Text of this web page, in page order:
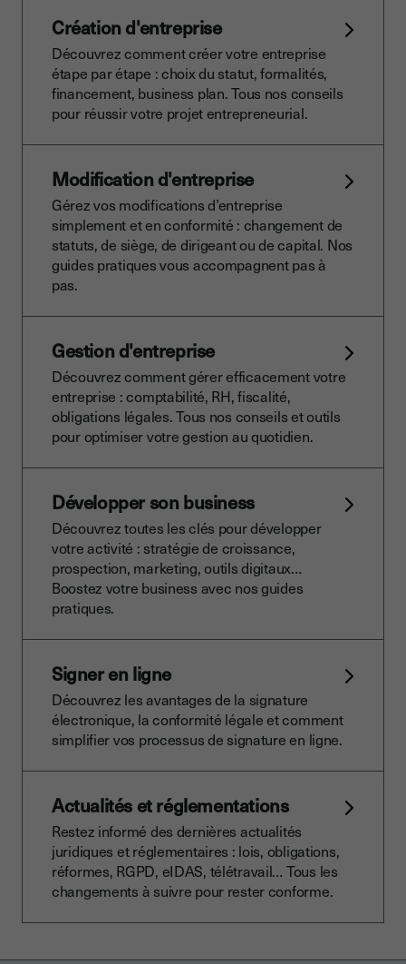
Création d'entreprise
Découvrez comment créer votre entreprise
étape par étape : choix du statut, formalités,
financement, business plan. Tous nos conseils
pour réussir votre projet entrepreneurial.
Modification d'entreprise
Gérez vos modifications d’entreprise
simplement et en conformité : changement de
statuts, de siège, de dirigeant ou de capital. Nos
guides pratiques vous accompagnent pas à
pas.
Gestion d'entreprise
Découvrez comment gérer efficacement votre
entreprise : comptabilité, RH, fiscalité,
obligations légales. Tous nos conseils et outils
pour optimiser votre gestion au quotidien.
Développer son business
Découvrez toutes les clés pour développer
votre activité : stratégie de croissance,
prospection, marketing, outils digitaux…
Boostez votre business avec nos guides
pratiques.
Signer en ligne
Découvrez les avantages de la signature
électronique, la conformité légale et comment
simplifier vos processus de signature en ligne.
Actualités et réglementations
Restez informé des dernières actualités
juridiques et réglementaires : lois, obligations,
réformes, RGPD, eIDAS, télétravail… Tous les
changements à suivre pour rester conforme.